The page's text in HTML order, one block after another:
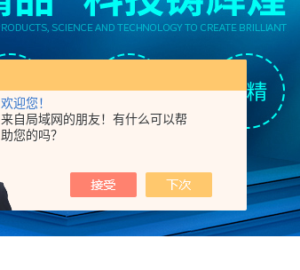
欢迎您！
来自局域网的朋友！有什么可以帮
助您的吗？